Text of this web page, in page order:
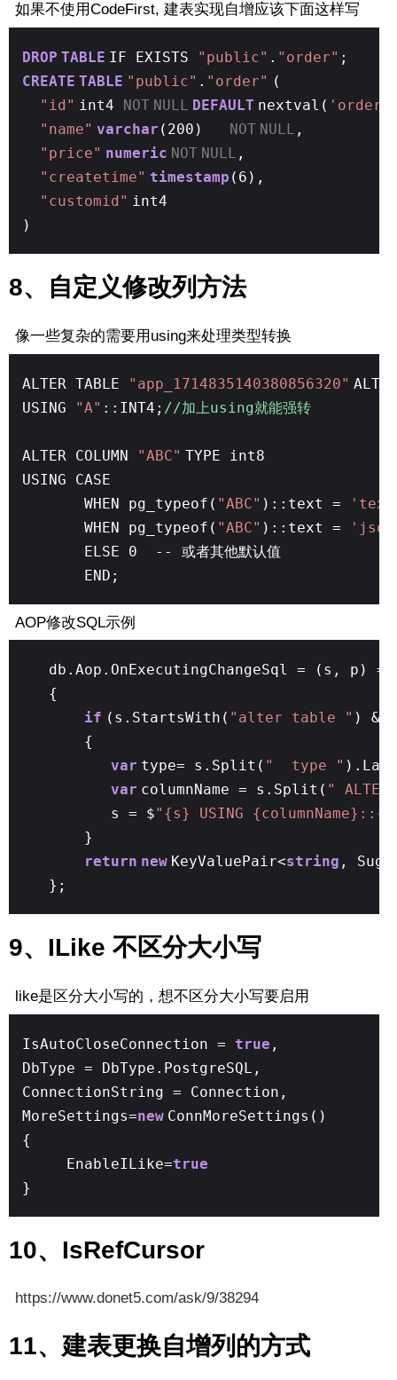
如果不使用CodeFirst, 建表实现自增应该下面这样写
DROP TABLE IF EXISTS "public" . "order" ;
CREATE TABLE "public" . "order" (
"id" int4 NOT NULL DEFAULT nextval(
"name" varchar (200) NOT NULL ,
"price" numeric NOT NULL ,
"createtime" timestamp (6),
"customid" int4
)
8、自定义修改列方法
像一些复杂的需要用using来处理类型转换
ALTER TABLE "app_1714835140380856320"
USING
"A" ::INT4; //加上using就能强转
ALTER COLUMN "ABC" TYPE int8
USING CASE
WHEN pg_typeof( "ABC" )::text =
WHEN pg_typeof( "ABC" )::text =
ELSE 0 -- 或者其他默认值
END;
AOP修改SQL示例
db.Aop.OnExecutingChangeSql = (s, p) =>
{
if (s.StartsWith( "alter table " ) &&
{
var type= s.Split( " type "
var columnName = s.Split( " ALTER
s = $"{s} USING
}
return new KeyValuePair<string ,
};
9、ILike 不区分大小写
like是区分大小写的，想不区分大小写要启用
IsAutoCloseConnection = true ,
DbType = DbType.PostgreSQL,
ConnectionString = Connection,
MoreSettings=new ConnMoreSettings()
{
EnableILike=true
}
10、IsRefCursor
https://www.donet5.com/ask/9/38294
11、建表更换自增列的方式